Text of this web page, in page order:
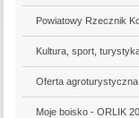
Powiatowy Rzecznik
Kultura, sport,
Oferta agroturystyczna
Moje boisko - ORLIK